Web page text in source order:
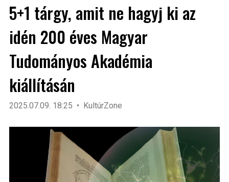
5+1 tárgy, amit ne hagyj ki az
idén 200 éves Magyar
Tudományos Akadémia
kiállításán
2025.07.09. 18:25 KultúrZone